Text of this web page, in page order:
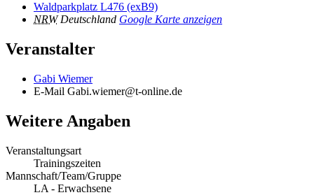
Waldparkplatz L476 (exB9)
NRW Deutschland Google Karte anzeigen
Veranstalter
Gabi Wiemer
E-Mail Gabi.wiemer@t-online.de
Weitere Angaben
Veranstaltungsart
Trainingszeiten
Mannschaft/Team/Gruppe
LA - Erwachsene